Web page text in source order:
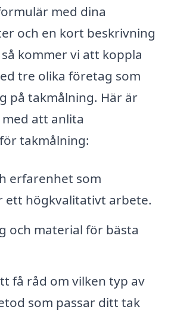
med dina
och en kort beskrivning
kommer vi att koppla
tre olika företag som
på takmålning. Här är
att anlita
takmålning:
erfarenhet som
ett högkvalitativt arbete.
och material för bästa
få råd om vilken typ av
som passar ditt tak